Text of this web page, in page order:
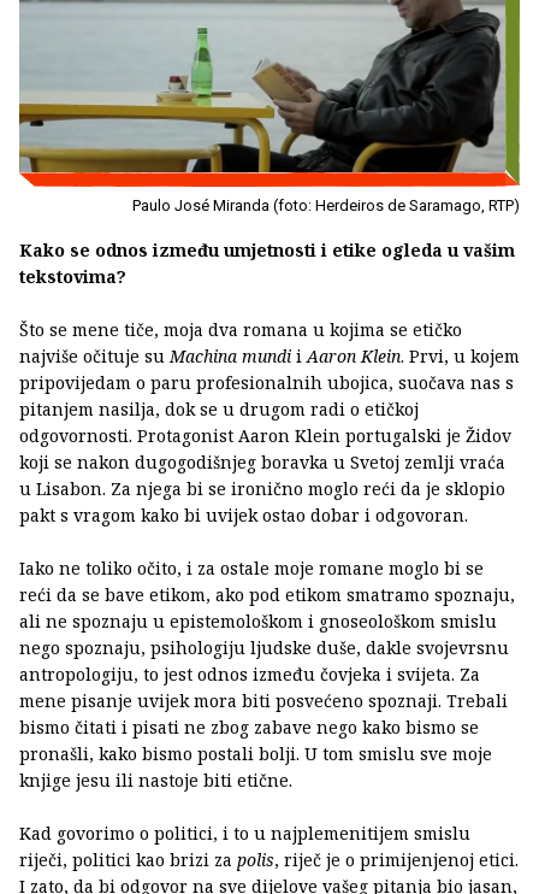
Paulo José Miranda (foto: Herdeiros de Saramago, RTP)
Kako se odnos između umjetnosti i etike ogleda u vašim
tekstovima?
Što se mene tiče, moja dva romana u kojima se etičko
najviše očituje suMachina mundi iAaron Klein. Prvi, u kojem
pripovijedam o paru profesionalnih ubojica, suočava nas s
pitanjem nasilja, dok se u drugom radi o etičkoj
odgovornosti. Protagonist Aaron Klein portugalski je Židov
koji se nakon dugogodišnjeg boravka u Svetoj zemlji vraća
u Lisabon. Za njega bi se ironično moglo reći da je sklopio
pakt s vragom kako bi uvijek ostao dobar i odgovoran.
Iako ne toliko očito, i za ostale moje romane moglo bi se
reći da se bave etikom, ako pod etikom smatramo spoznaju,
ali ne spoznaju u epistemološkom i gnoseološkom smislu
nego spoznaju, psihologiju ljudske duše, dakle svojevrsnu
antropologiju, to jest odnos između čovjeka i svijeta. Za
mene pisanje uvijek mora biti posvećeno spoznaji. Trebali
bismo čitati i pisati ne zbog zabave nego kako bismo se
pronašli, kako bismo postali bolji. U tom smislu sve moje
knjige jesu ili nastoje biti etične.
Kad govorimo o politici, i to u najplemenitijem smislu
riječi, politici kao brizi za polis, riječ je o primijenjenoj etici.
I zato, da bi odgovor na sve dijelove vašeg pitanja bio jasan,